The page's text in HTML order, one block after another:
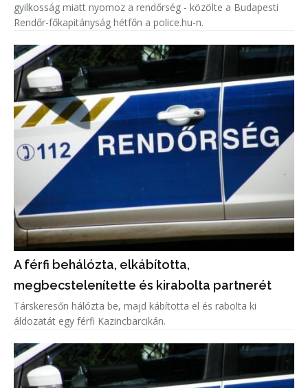
gyilkosság miatt nyomoz a rendőrség - közölte a Budapesti
Rendőr-főkapitányság hétfőn a police.hu-n.
A férfi behálózta, elkábította,
megbecstelenítette és kirabolta partnerét
Társkeresőn hálózta be, majd kábította el és rabolta ki
áldozatát egy férfi Kazincbarcikán.